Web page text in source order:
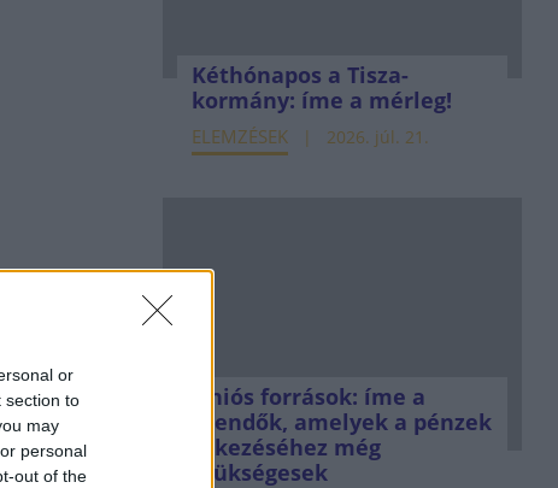
or
section to
may
personal
out of the
Kéthónapos a Tisza-
kormány: íme a mérleg!
ELEMZÉSEK 2026. júl. 21.
Uniós források: íme a
teendők, amelyek a pénzek
érkezéséhez még
szükségesek